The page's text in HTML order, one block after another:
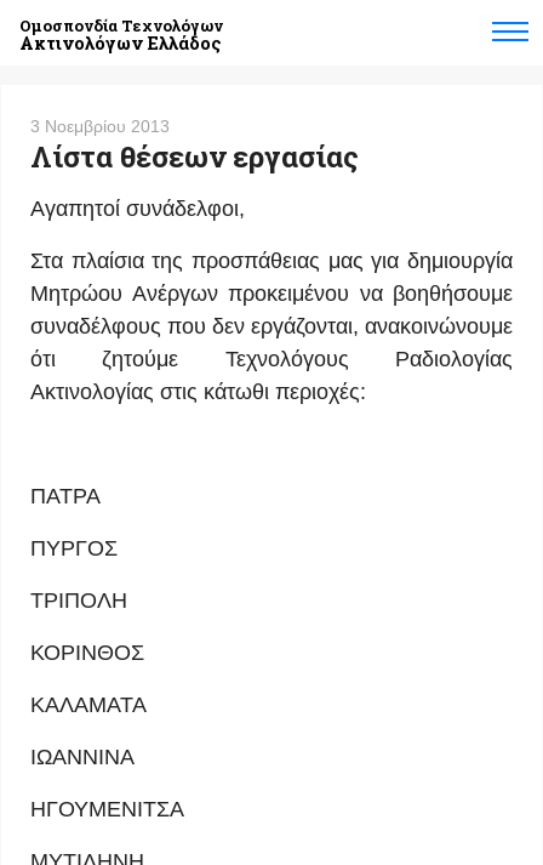
Ομοσπονδία Τεχνολόγων
Ακτινολόγων Ελλάδος
3 Νοεμβρίου 2013
Λίστα θέσεων εργασίας
Αγαπητοί συνάδελφοι,
Στα πλαίσια της προσπάθειας μας για δημιουργία
Μητρώου Ανέργων προκειμένου να βοηθήσουμε
συναδέλφους που δεν εργάζονται, ανακοινώνουμε
ότι ζητούμε Τεχνολόγους Ραδιολογίας
Ακτινολογίας στις κάτωθι περιοχές:
ΠΑΤΡΑ
ΠΥΡΓΟΣ
ΤΡΙΠΟΛΗ
ΚΟΡΙΝΘΟΣ
ΚΑΛΑΜΑΤΑ
ΙΩΑΝΝΙΝΑ
ΗΓΟΥΜΕΝΙΤΣΑ